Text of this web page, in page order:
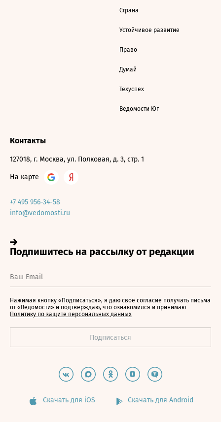
Страна
Устойчивое развитие
Право
Думай
Техуспех
Ведомости Юг
Контакты
127018, г. Москва, ул. Полковая, д. 3, стр. 1
На карте
+7 495 956-34-58
info@vedomosti.ru
Нажимая кнопку «Подписаться», я даю свое согласие получать письма
от «Ведомости» и подтверждаю, что ознакомился и принимаю
Политику по защите персональных данных
Скачать для iOS Скачать для Android